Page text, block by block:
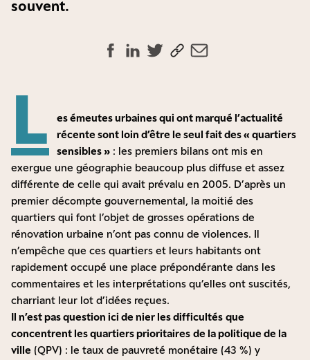
souvent.
L
es émeutes urbaines qui ont marqué l’actualité
récente sont loin d’être le seul fait des « quartiers
sensibles » : les premiers bilans ont mis en
exergue une géographie beaucoup plus diffuse et assez
différente de celle qui avait prévalu en 2005. D’après un
premier décompte gouvernemental, la moitié des
quartiers qui font l’objet de grosses opérations de
rénovation urbaine n’ont pas connu de violences. Il
n’empêche que ces quartiers et leurs habitants ont
rapidement occupé une place prépondérante dans les
commentaires et les interprétations qu’elles ont suscités,
charriant leur lot d’idées reçues.
Il n’est pas question ici de nier les difficultés que
concentrent les quartiers prioritaires de la politique de la
ville (QPV) : le taux de pauvreté monétaire (43 %) y